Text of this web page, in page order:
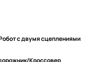
с двумя сцеплениями
Кроссовер